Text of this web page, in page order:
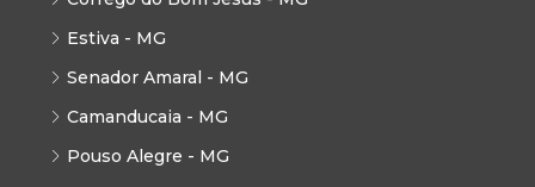
Estiva - MG
Senador Amaral - MG
Camanducaia - MG
Pouso Alegre - MG